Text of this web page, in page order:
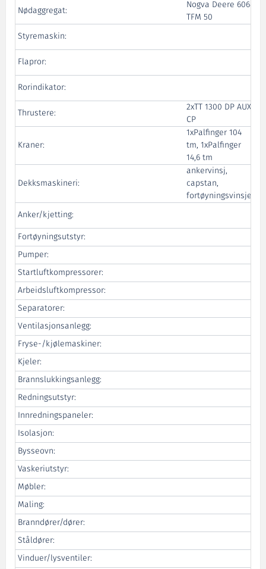
Nødaggregat:
Nogva Deere 6068
TFM 50
Styremaskin:
Flapror:
Rorindikator:
Thrustere:
2xTT 1300 DP AUX
CP
Kraner:
1xPalfinger 104
tm, 1xPalfinger
14,6 tm
Dekksmaskineri:
ankervinsj,
capstan,
fortøyningsvinsjer
Anker/kjetting:
Fortøyningsutstyr:
Pumper:
Startluftkompressorer:
Arbeidsluftkompressor:
Separatorer:
Ventilasjonsanlegg:
Fryse-/kjølemaskiner:
Kjeler:
Brannslukkingsanlegg:
Redningsutstyr:
Innredningspaneler:
Isolasjon:
Bysseovn:
Vaskeriutstyr:
Møbler:
Maling:
Branndører/dører:
Ståldører:
Vinduer/lysventiler: